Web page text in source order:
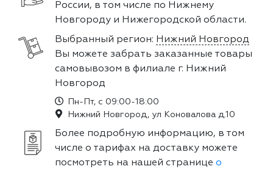
России, в том числе по Нижнему
Новгороду и Нижегородской области.
Выбранный регион: Нижний Новгород
Вы можете забрать заказанные товары
самовывозом в филиале г. Нижний
Новгород
Пн-Пт, с 09:00-18:00
Нижний Новгород, ул Коновалова д.10
Более подробную информацию, в том
числе о тарифах на доставку можете
посмотреть на нашей странице о